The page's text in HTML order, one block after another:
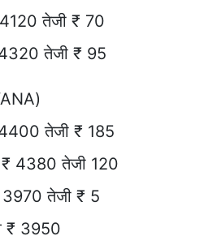
4120 तेजी ₹ 70
4320 तेजी ₹ 95
4400 तेजी ₹ 185
₹ 4380 तेजी 120
3970 तेजी ₹ 5
₹ 3950